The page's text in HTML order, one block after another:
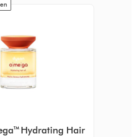
Hydrating Hair